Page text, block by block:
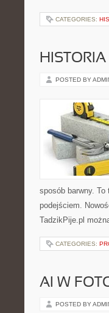
CATEGORIES:
POSTED BY
sposób barwny.
podejściem.
TadzikPije.pl
CATEGORIES:
AI W
POSTED BY